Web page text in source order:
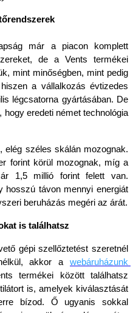
már a piacon komplett
de a Vents termékei
mint minőségben, mint pedig
a vállalkozás évtizedes
légcsatorna gyártásában. De
eredeti német technológia
elég széles skálán mozognak.
forint körül mozognak, míg a
1,5 millió forint felett van.
hosszú távon mennyi energiát
beruházás megéri az árát.
is találhatsz
gépi szellőztetést szeretnél
akkor a webáruházunk
termékei között találhatsz
is, amelyek kiválasztását
bízod. Ő ugyanis sokkal